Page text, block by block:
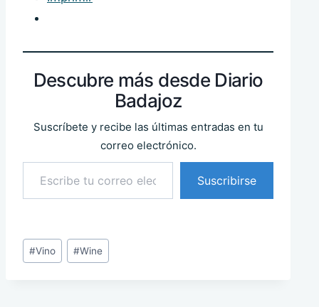
Descubre más desde Diario
Badajoz
Suscríbete y recibe las últimas entradas en tu
correo electrónico.
Escribe tu correo electrónico…
Suscribirse
Etiquetas
de
#Vino #Wine